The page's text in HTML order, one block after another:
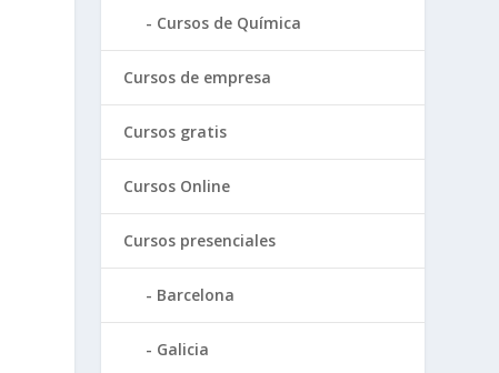
Cursos de Química
Cursos de empresa
Cursos gratis
Cursos Online
Cursos presenciales
Barcelona
Galicia